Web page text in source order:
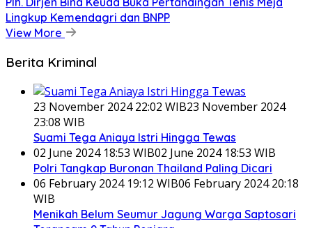
Lingkup Kemendagri dan BNPP
View More
Berita Kriminal
23 November 2024 22:02 WIB23 November 2024
23:08 WIB
Suami Tega Aniaya Istri Hingga Tewas
02 June 2024 18:53 WIB02 June 2024 18:53 WIB
Polri Tangkap Buronan Thailand Paling Dicari
06 February 2024 19:12 WIB06 February 2024 20:18
WIB
Menikah Belum Seumur Jagung Warga Saptosari